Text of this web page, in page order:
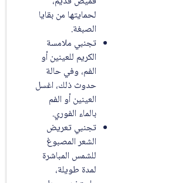
لحمايتها من بقايا
الصبغة.
تجنبي ملامسة
الكريم للعينين أو
الفم، وفي حالة
حدوث ذلك، اغسل
العينين أو الفم
بالماء الفوري.
تجنبي تعريض
الشعر المصبوغ
للشمس المباشرة
لمدة طويلة،